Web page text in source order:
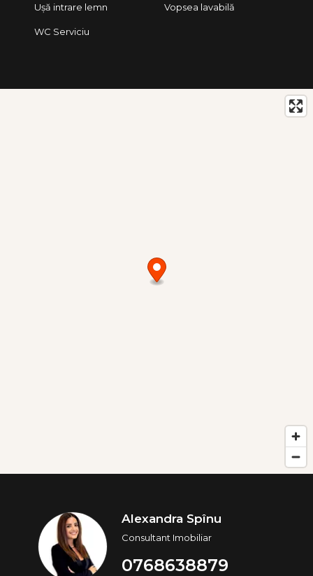
Ușă intrare lemn Vopsea lavabilă
WC Serviciu
Alexandra Spînu
Consultant Imobiliar
0768638879